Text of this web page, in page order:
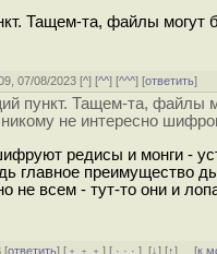
Тащем-та, файлы могут
07/08/2023 [^] [^^] [^^^] [ответить]
пункт. Тащем-та, файлы
не интересно
редисы и монги -
главное преимущество
не всем - тут-то они и
[ответить] [ ﹢﹢﹢] [ · · ·][↓] [↑] [к